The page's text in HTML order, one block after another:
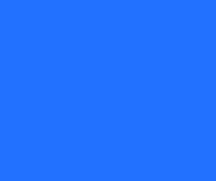
mezcla
artistas adelantaron parte
especialmente porque
incluye
Según se ha revelado, el
hecho, dos de las